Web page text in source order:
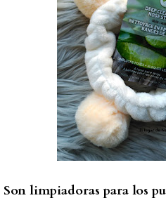
Son limpiadoras para los